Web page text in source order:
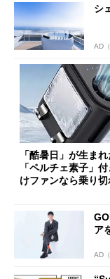
シ
AD
「酷暑日」が生ま
「ペルチェ素子」
けファンなら乗り切
ア
AD